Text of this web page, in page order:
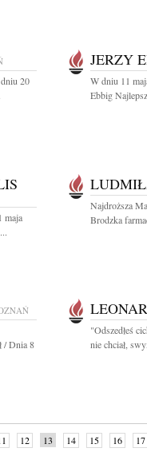
20
JERZY
W dniu 11
Ebbig
maja
Najdroższa
Brodzka
/ Dnia 8
"Odszedłeś
nie chciał,
12 13 14 15 16 17